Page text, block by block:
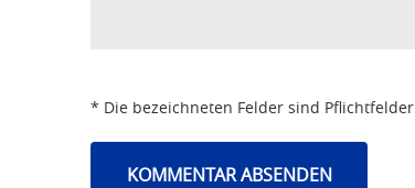
* Die bezeichneten Felder sind Pflichtfelder.